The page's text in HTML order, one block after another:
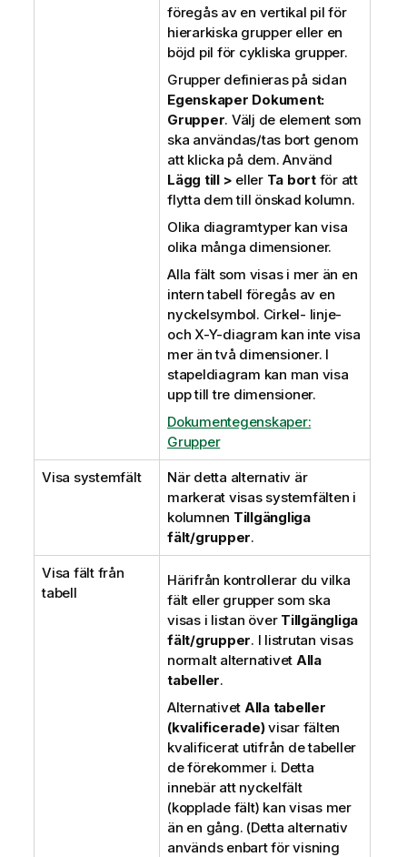
föregås av en vertikal pil för
hierarkiska grupper eller en
böjd pil för cykliska grupper.
Grupper definieras på sidan
Egenskaper Dokument:
Grupper. Välj de element som
ska användas/tas bort genom
att klicka på dem. Använd
Lägg till > eller Ta bortför att
flytta dem till önskad kolumn.
Olika diagramtyper kan visa
olika många dimensioner.
Alla fält som visas i mer än en
intern tabell föregås av en
nyckelsymbol. Cirkel- linje-
och X-Y-diagram kan inte visa
mer än två dimensioner. I
stapeldiagram kan man visa
upp till tre dimensioner.
Dokumentegenskaper:
Grupper
Visa systemfält
När detta alternativ är
markerat visas systemfälten i
kolumnen Tillgängliga
fält/grupper.
Visa fält från
tabell
Härifrån kontrollerar du vilka
fält eller grupper som ska
visas i listan över Tillgängliga
fält/grupper. I listrutan visas
normalt alternativet Alla
tabeller.
Alternativet Alla tabeller
(kvalificerade)visar fälten
kvalificerat utifrån de tabeller
de förekommer i. Detta
innebär att nyckelfält
(kopplade fält) kan visas mer
än en gång. (Detta alternativ
används enbart för visning